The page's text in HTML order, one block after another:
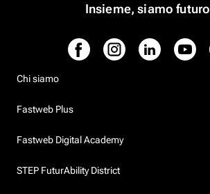
Insieme, siamo futuro
Chi siamo
Fastweb Plus
Fastweb Digital Academy
STEP FuturAbility District